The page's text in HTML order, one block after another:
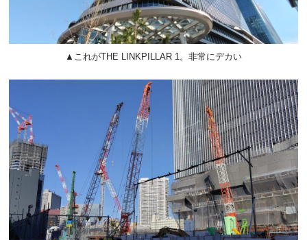
▲これがTHE LINKPILLAR 1。非常にデカい